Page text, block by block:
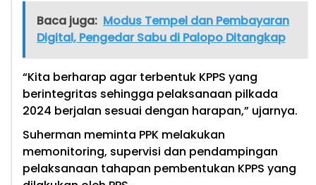
Baca juga: Modus Tempel dan Pembayaran
Digital, Pengedar Sabu di Palopo Ditangkap
“Kita berharap agar terbentuk KPPS yang
berintegritas sehingga pelaksanaan pilkada
2024 berjalan sesuai dengan harapan,” ujarnya.
Suherman meminta PPK melakukan
memonitoring, supervisi dan pendampingan
pelaksanaan tahapan pembentukan KPPS yang